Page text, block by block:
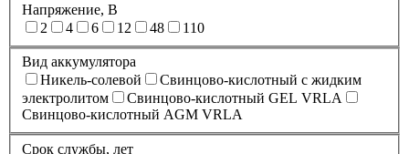
Напряжение, В
2
4 6 12 48 110
Вид аккумулятора
Никель-солевой
Свинцово-кислотный с жидким
электролитом
Свинцово-кислотный GEL VRLA
Свинцово-кислотный AGM VRLA
Срок службы, лет